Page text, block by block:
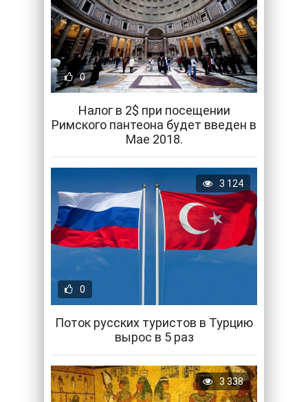
0
Налог в 2$ при посещении
Римского пантеона будет введен в
Мае 2018.
0
3 124
Поток русских туристов в Турцию
вырос в 5 раз
3 338